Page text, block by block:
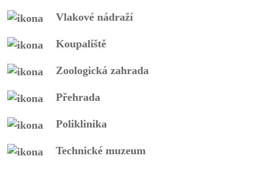
Vlakové nádraží
Koupaliště
Zoologická zahrada
Přehrada
Poliklinika
Technické muzeum